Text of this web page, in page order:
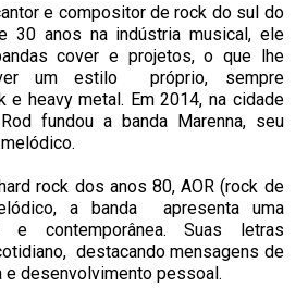
e compositor de rock do sul do
30 anos na indústria musical, ele
cover e projetos, o que lhe
um estilo próprio, sempre
e heavy metal. Em 2014, na cidade
fundou a banda Marenna, seu
rock dos anos 80, AOR (rock de
a banda apresenta uma
e contemporânea. Suas letras
destacando mensagens de
desenvolvimento pessoal.